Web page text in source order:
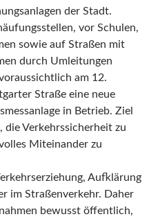
der Stadt.
vor Schulen,
sowie auf Straßen mit
durch Umleitungen
am 12.
Straße eine neue
in Betrieb. Ziel
die Verkehrssicherheit zu
Miteinander zu
Aufklärung
im Straßenverkehr. Daher
bewusst öffentlich,